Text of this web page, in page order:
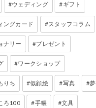
ウェディング ギフト
ングカード スタッフコラム
ナリー プレゼント
ワークショップ
りち 似顔絵 写真 夢
ろ100 手帳 文具